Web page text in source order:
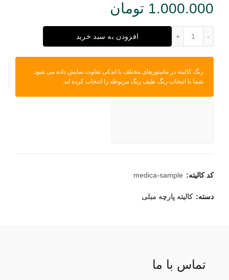
1.000.000 تومان
افزودن به سبد خرید
رنگ کالیته در مانیتورهای مختلف با اندکی تفاوت نمایش داده می شود.
شما با انتخاب رنگ طیف رنگ مربوطه را انتخاب کرده اید.
کد کالیته: medica-sample
دسته: کالیته پارچه مبلی
تماس با ما